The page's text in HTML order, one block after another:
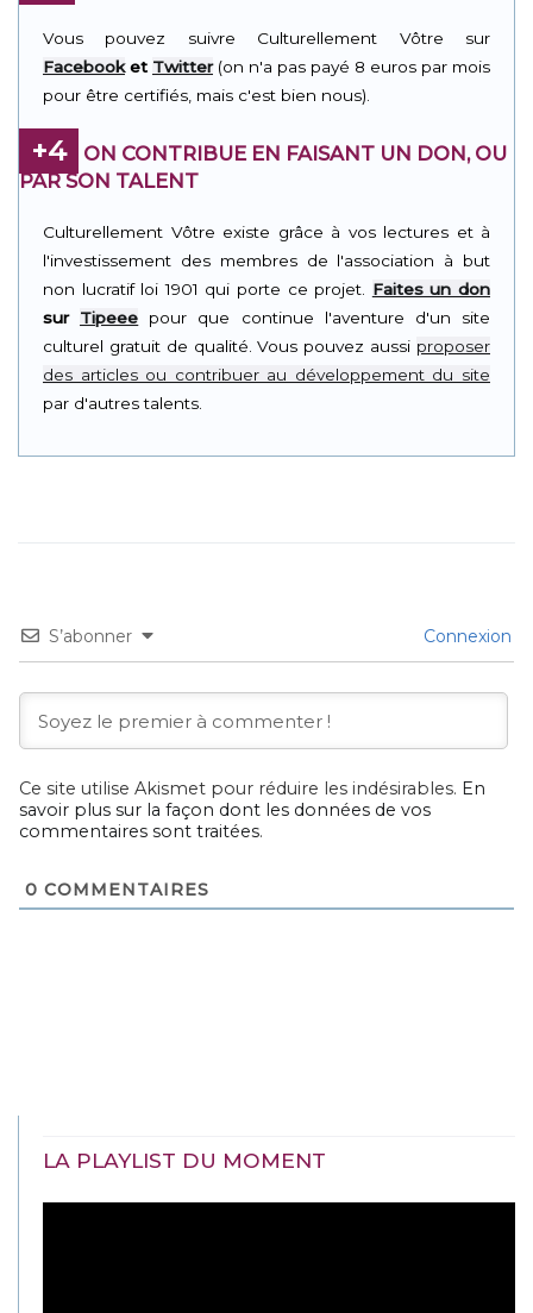
Vous pouvez suivre Culturellement Vôtre sur
Facebooket Twitter(on n'a pas payé 8 euros par mois
pour être certifiés, mais c'est bien nous).
+4
ON CONTRIBUE EN FAISANT UN DON, OU
PAR SON TALENT
Culturellement Vôtre existe grâce à vos lectures et à
l'investissement des membres de l'association à but
non lucratif loi 1901 qui porte ce projet. Faites un don
sur Tipeee pour que continue l'aventure d'un site
culturel gratuit de qualité. Vous pouvez aussi proposer
des articles ou contribuer au développement du site
par d'autres talents.
S’abonner Connexion
Ce site utilise Akismet pour réduire les indésirables. En
savoir plus sur la façon dont les données de vos
commentaires sont traitées.
0 COMMENTAIRES
LA PLAYLIST DU MOMENT